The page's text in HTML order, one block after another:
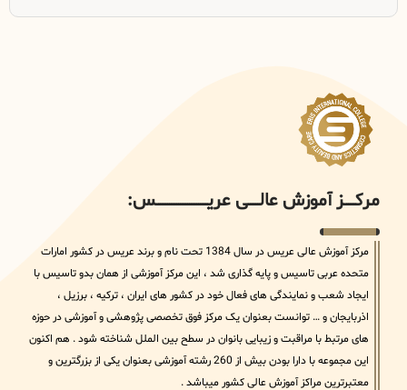
مرکــــــز آموزش عالــــــی عریــــــــــــــــــــــــــــس:
مرکز آموزش عالی عریس در سال 1384 تحت نام و برند عریس در کشور امارات
متحده عربی تاسیس و پایه گذاری شد ، این مرکز آموزشی از همان بدو تاسیس با
ایجاد شعب و نمایندگی های فعال خود در کشور های ایران ، ترکیه ، برزیل ،
اذربایجان و … توانست بعنوان یک مرکز فوق تخصصی پژوهشی و آموزشی در حوزه
های مرتبط با مراقبت و زیبایی بانوان در سطح بین الملل شناخته شود . هم اکنون
این مجموعه با دارا بودن بیش از 260 رشته آموزشی بعنوان یکی از بزرگترین و
معتبرترین مراکز آموزش عالی کشور میباشد .